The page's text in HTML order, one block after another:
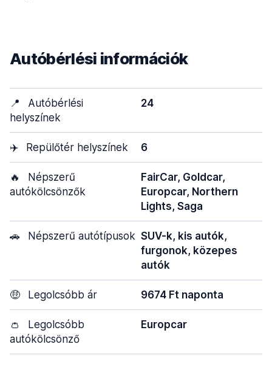
Autóbérlési információk
📍
Autóbérlési
helyszínek
24
✈️ Repülőtér helyszínek 6
🔥
Népszerű
autókölcsönzők
FairCar, Goldcar,
Europcar, Northern
Lights, Saga
🚗 Népszerű autótípusok SUV-k, kis autók,
furgonok, közepes
autók
🤑 Legolcsóbb ár 9674 Ft naponta
👛
Legolcsóbb
autókölcsönző
Europcar